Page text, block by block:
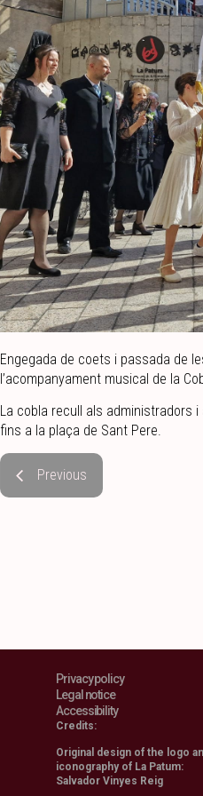
Engegada de coets i passada de
l’acompanyament musical de la
La cobla recull als administradors
fins a la plaça de Sant Pere.
Previous
Privacy policy
Legal notice
Accessibility
Credits:
Original design of the logo
iconography of La Patum:
Salvador Vinyes Reig